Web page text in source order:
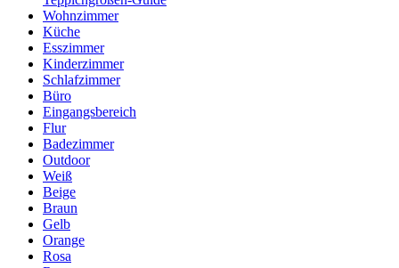
Wohnzimmer
Küche
Esszimmer
Kinderzimmer
Schlafzimmer
Büro
Eingangsbereich
Flur
Badezimmer
Outdoor
Weiß
Beige
Braun
Gelb
Orange
Rosa